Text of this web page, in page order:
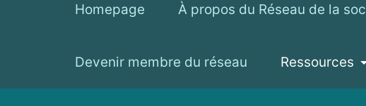
Homepage À propos du Réseau de la
Devenir membre du réseau Ressources